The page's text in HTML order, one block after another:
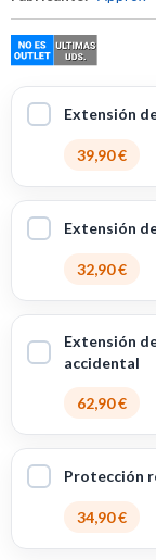
Extensión
39,90 €
Extensión
32,90 €
Extensión
accidental
62,90 €
Protección
34,90 €